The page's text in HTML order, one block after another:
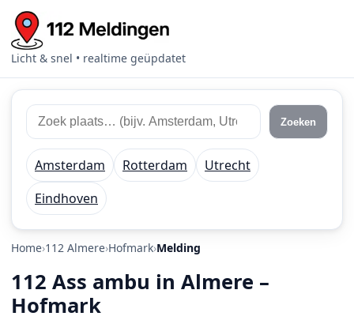
Licht & snel • realtime geüpdatet
Zoek 112 meldingen
Zoek plaats of regio Zoeken
Amsterdam Rotterdam
Utrecht
Eindhoven
Home 112 Almere Hofmark Melding
112 Ass ambu in Almere –
Hofmark